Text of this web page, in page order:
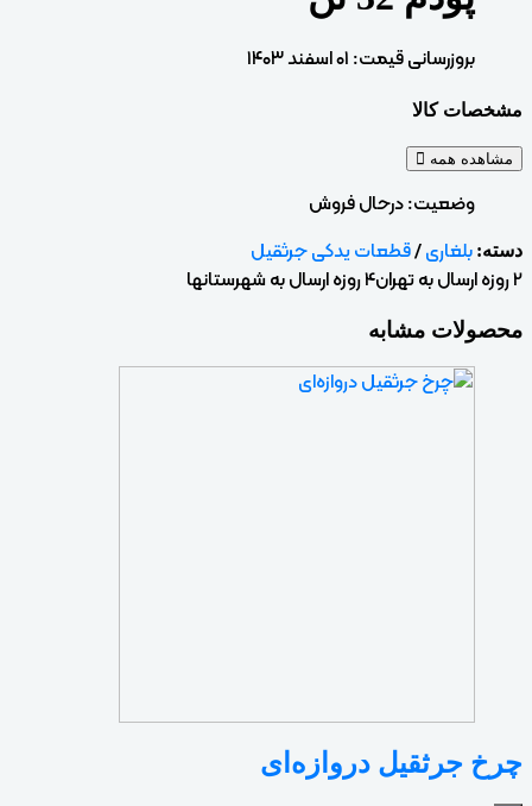
بروزرسانی قیمت: ۰۱ اسفند ۱۴۰۳
مشخصات کالا
مشاهده همه
وضعیت:درحال فروش
دسته: بلغاری/قطعات یدکی جرثقیل
2 روزه ارسال به تهران
4 روزه ارسال به شهرستانها
محصولات مشابه
چرخ جرثقیل دروازه‌ای